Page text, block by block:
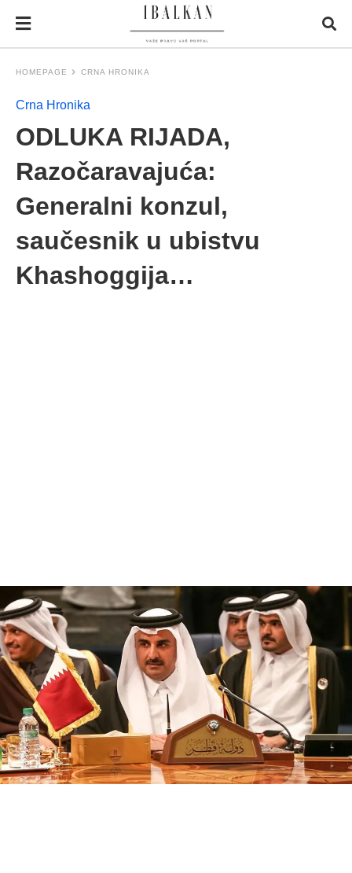
HOMEPAGE CRNA HRONIKA
Crna Hronika
ODLUKA RIJADA,
Razočaravajuća:
Generalni konzul,
saučesnik u ubistvu
Khashoggija…